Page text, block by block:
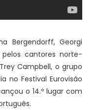
Bergendorff, Georgi
cantores norte-
Campbell, o grupo
no Festival Eurovisão
o 14.º lugar com